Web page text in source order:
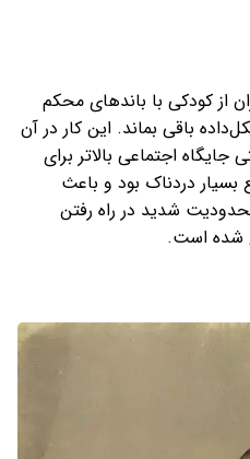
از کودکی با باندهای محکم
باقی بماند. این کار در آن
اجتماعی بالاتر برای
دردناک بود و باعث
شدید در راه رفتن
شده است.